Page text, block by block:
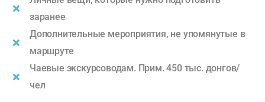
заранее
Дополнительные мероприятия, не упомянутые в
маршруте
Чаевые экскурсоводам. Прим. 450 тыс. донгов/
чел